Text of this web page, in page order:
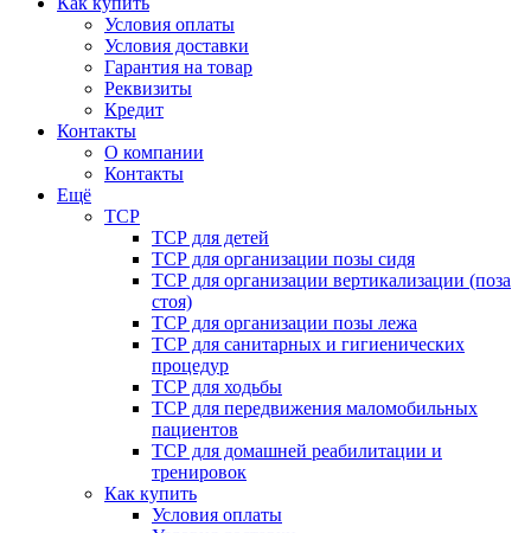
Условия оплаты
Условия доставки
Гарантия на товар
Реквизиты
Кредит
Контакты
О компании
Контакты
Ещё
ТСР
ТСР для детей
ТСР для организации позы сидя
ТСР для организации вертикализации (поза
стоя)
ТСР для организации позы лежа
ТСР для санитарных и гигиенических
процедур
ТСР для ходьбы
ТСР для передвижения маломобильных
пациентов
ТСР для домашней реабилитации и
тренировок
Как купить
Условия оплаты